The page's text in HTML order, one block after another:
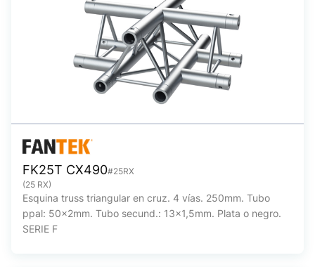
FK25T CX490#25RX
(25 RX)
Esquina truss triangular en cruz. 4 vías. 250mm. Tubo
ppal: 50x2mm. Tubo secund.: 13x1,5mm. Plata o negro.
SERIE F